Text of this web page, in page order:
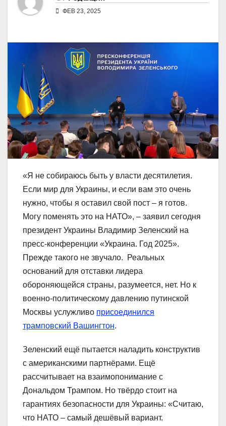
ФЕВ 23, 2025
«Я не собираюсь быть у власти десятилетия.
Если мир для Украины, и если вам это очень
нужно, чтобы я оставил свой пост – я готов.
Могу поменять это на НАТО», – заявил сегодня
президент Украины Владимир Зеленский на
пресс-конференции «Украина. Год 2025».
Прежде такого не звучало. Реальных
оснований для отставки лидера
обороняющейся страны, разумеется, нет. Но к
военно-политическому давлению путинской
Москвы услужливо присоединился
трамповский Вашингтон.
Зеленский ещё пытается наладить конструктив
с американскими партнёрами. Ещё
рассчитывает на взаимопонимание с
Дональдом Трампом. Но твёрдо стоит на
гарантиях безопасности для Украины: «Считаю,
что НАТО – самый дешёвый вариант.